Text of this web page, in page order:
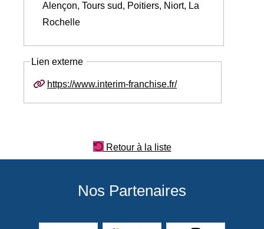
Alençon, Tours sud, Poitiers, Niort, La
Rochelle
Lien externe
https://www.interim-franchise.fr/
Retour à la liste
Nos Partenaires